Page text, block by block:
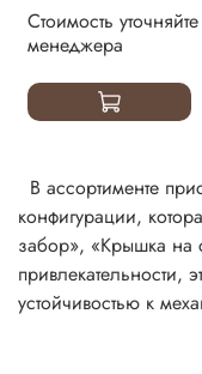
Стоимость
менеджера
В ассортименте
конфигурации,
забор», «Крышка
привлекательности,
устойчивостью к